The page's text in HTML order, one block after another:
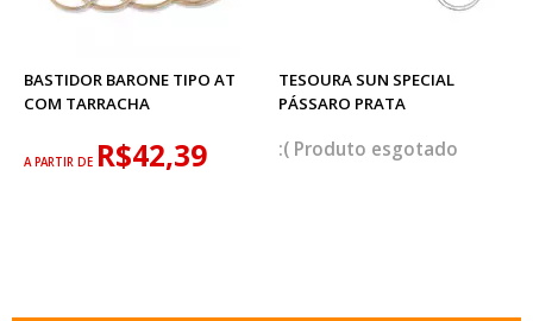
BASTIDOR BARONE TIPO AT
COM TARRACHA
A PARTIR DE R$42,39
TESOURA SUN SPECIAL
PÁSSARO PRATA
esgotado